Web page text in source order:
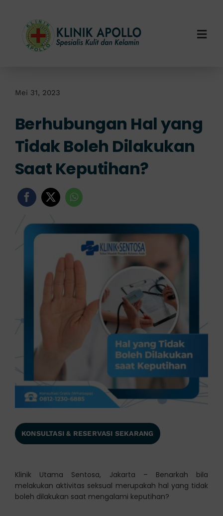
content
Layanan Kami
Info Klinik
Mei 31, 2023
Berhubungan Hal yang
Tidak Boleh Dilakukan
Saat Keputihan?
KONSULTASI & RESERVASI SEKARANG
Klinik Utama Sentosa, Jakarta – Benarkah bila
melakukan aktivitas seksual merupakah hal yang tidak
boleh dilakukan saat mengalami keputihan?